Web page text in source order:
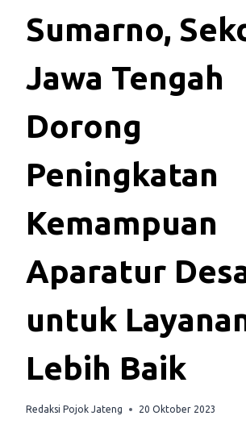
Sumarno,
Jawa Tengah
Dorong
Peningkatan
Kemampuan
Aparatur
untuk
Lebih Baik
Redaksi Pojok Jateng 20 Oktober 2023